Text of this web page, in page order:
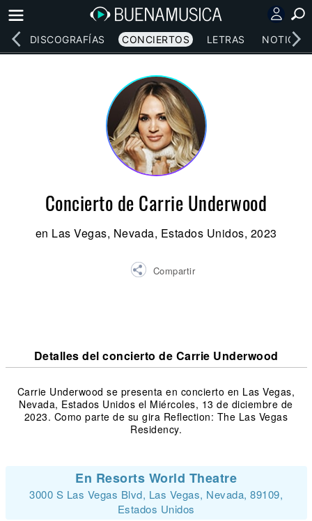
DISCOGRAFÍAS CONCIERTOS LETRAS NOTICIAS
Concierto de Carrie Underwood
en Las Vegas, Nevada, Estados Unidos, 2023
Compartir
Detalles del concierto de Carrie Underwood
Carrie Underwood se presenta en concierto en Las Vegas,
Nevada, Estados Unidos el Miércoles, 13 de diciembre de
2023. Como parte de su gira Reflection: The Las Vegas
Residency.
En Resorts World Theatre
3000 S Las Vegas Blvd, Las Vegas, Nevada, 89109,
Estados Unidos